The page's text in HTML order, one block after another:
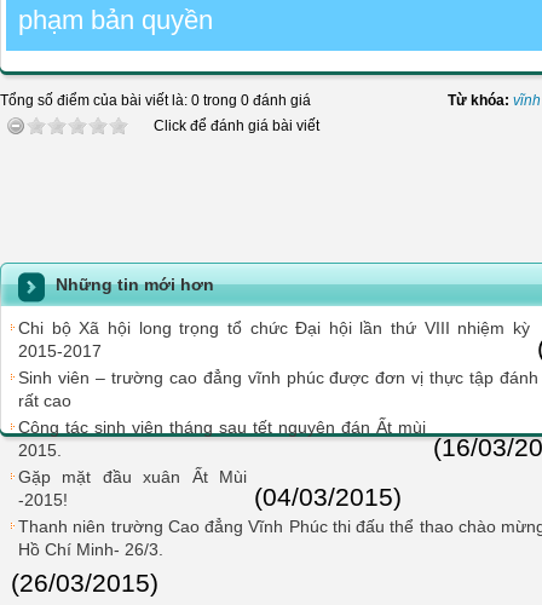
phạm bản quyền
Tổng số điểm của bài viết là: 0 trong 0 đánh giá
Click để đánh giá bài viết
Từ khóa:
Những tin mới hơn
Chi bộ Xã hội long trọng tổ chức Đại hội lần thứ VIII nhiệm kỳ
2015-2017
Sinh viên – trường cao đẳng vĩnh phúc được đơn vị thực tập đánh
rất cao
Công tác sinh viên tháng sau tết nguyên đán Ất mùi
2015.
(16/03/
Gặp mặt đầu xuân Ất Mùi
-2015!
(04/03/2015)
Thanh niên trường Cao đẳng Vĩnh Phúc thi đấu thể thao chào
Hồ Chí Minh- 26/3.
(26/03/2015)